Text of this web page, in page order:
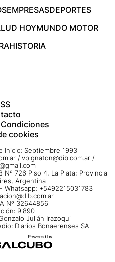
EMPRESASDEPORTES
HOYMUNDO MOTOR
HISTORIA
cookies
Inicio: Septiembre 1993
/ vpignaton@dib.com.ar /
726 Piso 4, La Plata; Provincia
Argentina
Whatsapp: +5492215031783
Nº 32644856
9.890
Julián Irazoqui
Diarios Bonaerenses SA